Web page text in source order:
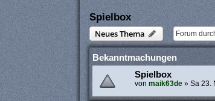
Spielbox
Neues Thema
Bekanntmachungen
Spielbox
von maik63de» Sa 23.